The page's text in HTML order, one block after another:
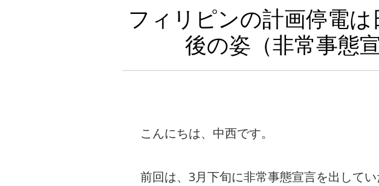
フィリピンの計画停電は
後の姿（非常事態宣
こんにちは、中西です。
前回は、3月下旬に非常事態宣言を出して